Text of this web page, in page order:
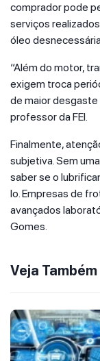
comprador pode
serviços
óleo
“Além do motor,
exigem troca
de maior desgaste
professor da FEI.
Finalmente,
subjetiva. Sem
saber se o
lo. Empresas de
avançados
Gomes.
Veja Também